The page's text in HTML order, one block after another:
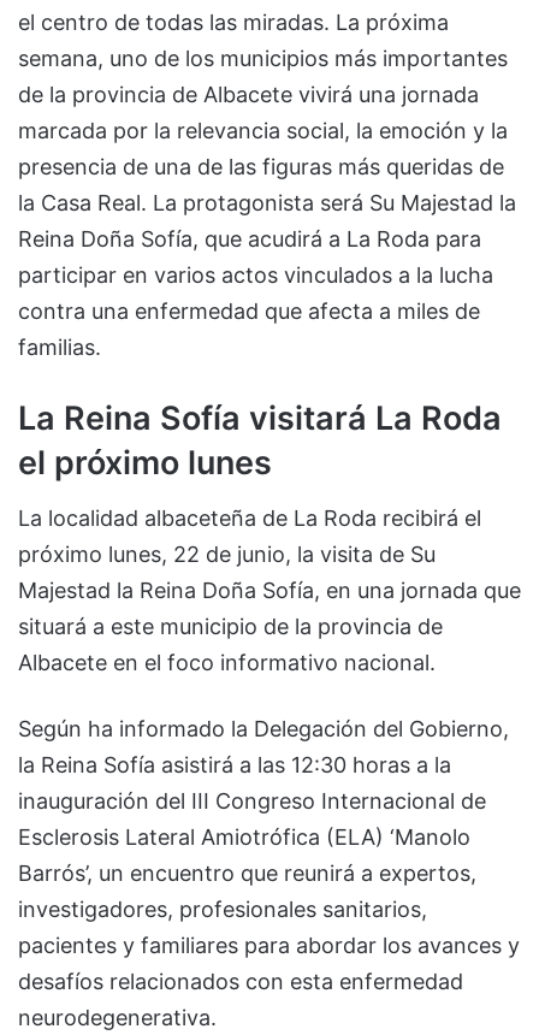
el centro de todas las miradas. La próxima
semana, uno de los municipios más importantes
de la provincia de Albacete vivirá una jornada
marcada por la relevancia social, la emoción y la
presencia de una de las figuras más queridas de
la Casa Real. La protagonista será Su Majestad la
Reina Doña Sofía, que acudirá a La Roda para
participar en varios actos vinculados a la lucha
contra una enfermedad que afecta a miles de
familias.
La Reina Sofía visitará La Roda
el próximo lunes
La localidad albaceteña de La Roda recibirá el
próximo lunes, 22 de junio, la visita de Su
Majestad la Reina Doña Sofía, en una jornada que
situará a este municipio de la provincia de
Albacete en el foco informativo nacional.
Según ha informado la Delegación del Gobierno,
la Reina Sofía asistirá a las 12:30 horas a la
inauguración del III Congreso Internacional de
Esclerosis Lateral Amiotrófica (ELA) ‘Manolo
Barrós’, un encuentro que reunirá a expertos,
investigadores, profesionales sanitarios,
pacientes y familiares para abordar los avances y
desafíos relacionados con esta enfermedad
neurodegenerativa.